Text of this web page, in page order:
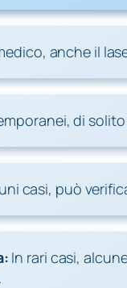
anche il
di
casi, può
In rari casi,